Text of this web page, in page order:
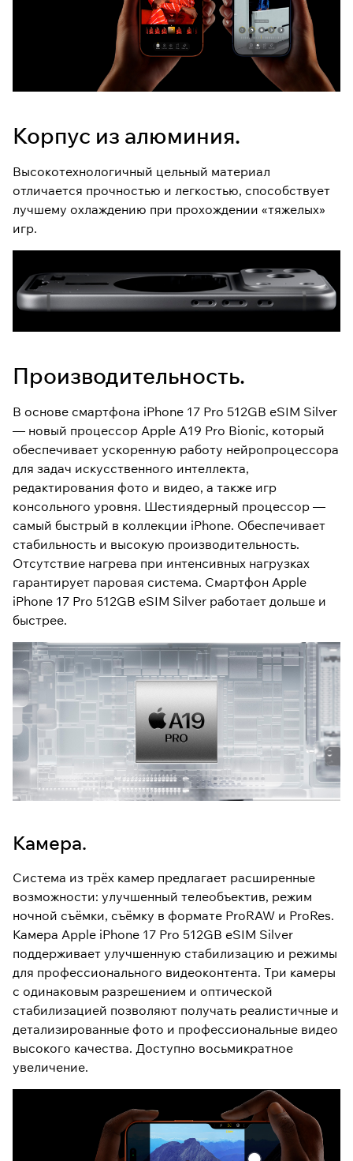
Корпус из алюминия.
Высокотехнологичный цельный материал
отличается прочностью и легкостью, способствует
лучшему охлаждению при прохождении «тяжелых»
игр.
Производительность.
В основе смартфона iPhone 17 Pro 512GB eSIM Silver
— новый процессор Apple A19 Pro Bionic, который
обеспечивает ускоренную работу нейропроцессора
для задач искусственного интеллекта,
редактирования фото и видео, а также игр
консольного уровня. Шестиядерный процессор —
самый быстрый в коллекции iPhone. Обеспечивает
стабильность и высокую производительность.
Отсутствие нагрева при интенсивных нагрузках
гарантирует паровая система. Смартфон Apple
iPhone 17 Pro 512GB eSIM Silver работает дольше и
быстрее.
Камера.
Система из трёх камер предлагает расширенные
возможности: улучшенный телеобъектив, режим
ночной съёмки, съёмку в формате ProRAW и ProRes.
Камера Apple iPhone 17 Pro 512GB eSIM Silver
поддерживает улучшенную стабилизацию и режимы
для профессионального видеоконтента. Три камеры
с одинаковым разрешением и оптической
стабилизацией позволяют получать реалистичные и
детализированные фото и профессиональные видео
высокого качества. Доступно восьмикратное
увеличение.